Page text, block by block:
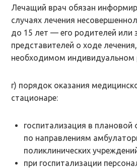
Лечащий врач обязан
случаях лечения
до 15 лет — его родителей или
представителей о ходе
необходимом индивидуальном
г) порядок оказания
стационаре:
госпитализация в
по направлениям
поликлинических
при госпитализации